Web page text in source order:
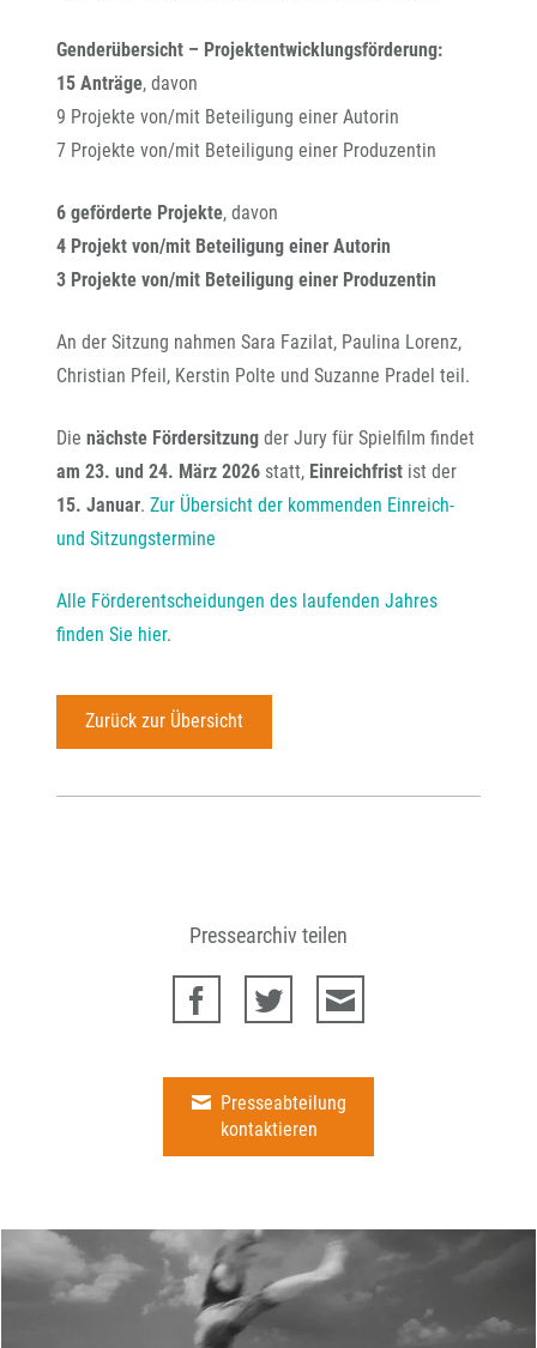
Genderübersicht – Projektentwicklungsförderung:
15 Anträge, davon
9 Projekte von/mit Beteiligung einer Autorin
7 Projekte von/mit Beteiligung einer Produzentin
6 geförderte Projekte, davon
4 Projekt von/mit Beteiligung einer Autorin
3 Projekte von/mit Beteiligung einer Produzentin
An der Sitzung nahmen Sara Fazilat, Paulina Lorenz,
Christian Pfeil, Kerstin Polte und Suzanne Pradel teil.
Die nächste Fördersitzung der Jury für Spielfilm findet
am 23. und 24. März 2026 statt, Einreichfrist ist der
15. Januar. Zur Übersicht der kommenden Einreich-
und Sitzungstermine
Alle Förderentscheidungen des laufenden Jahres
finden Sie hier.
Zurück zur Übersicht
Pressearchiv teilen
Presseabteilung
kontaktieren